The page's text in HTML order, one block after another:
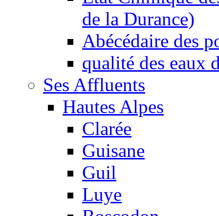
de la Durance)
Abécédaire des
qualité des eaux
Ses Affluents
Hautes Alpes
Clarée
Guisane
Guil
Luye